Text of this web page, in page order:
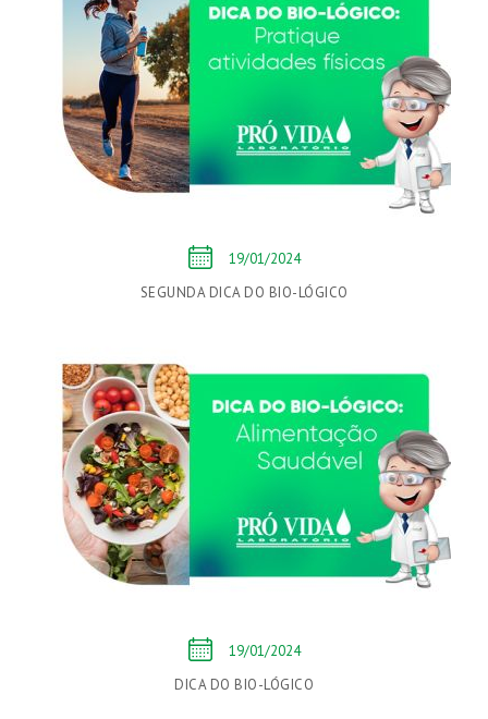
19/01/2024
SEGUNDA DICA DO BIO-LÓGICO
19/01/2024
DICA DO BIO-LÓGICO